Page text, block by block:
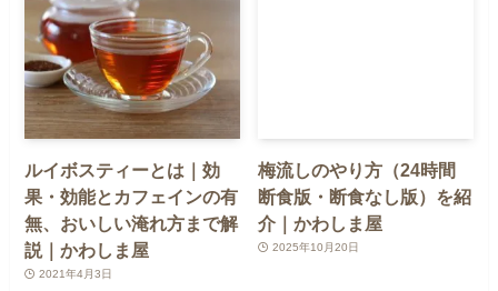
ルイボスティーとは｜効
果・効能とカフェインの有
無、おいしい淹れ方まで解
説｜かわしま屋
2021年4月3日
梅流しのやり方（24時間
断食版・断食なし版）を紹
介｜かわしま屋
2025年10月20日